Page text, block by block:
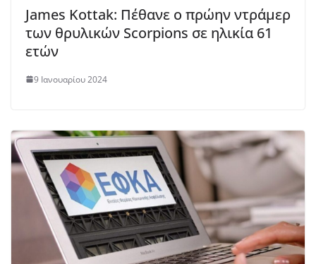
James Kottak: Πέθανε ο πρώην ντράμερ
των θρυλικών Scorpions σε ηλικία 61
ετών
9 Ιανουαρίου 2024